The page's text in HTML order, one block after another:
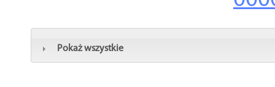
Pokaż wszystkie